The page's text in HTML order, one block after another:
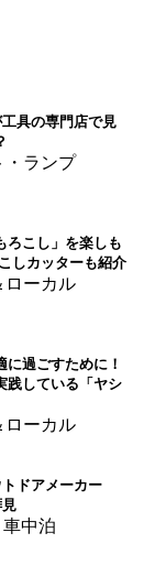
具の専門店で見
・ランプ
ろこし」を楽しも
しカッターも紹介
ローカル
過ごすために！
践している「ヤシ
ローカル
ドアメーカー
中泊